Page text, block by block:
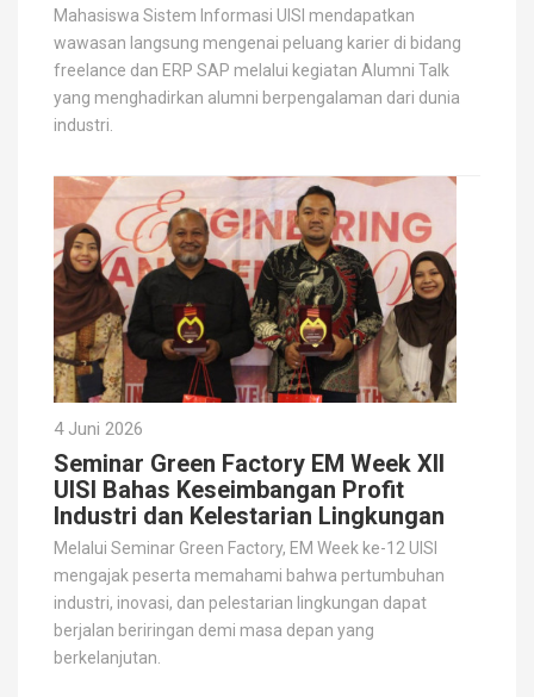
Mahasiswa Sistem Informasi UISI mendapatkan
wawasan langsung mengenai peluang karier di bidang
freelance dan ERP SAP melalui kegiatan Alumni Talk
yang menghadirkan alumni berpengalaman dari dunia
industri.
4 Juni 2026
Seminar Green Factory EM Week XII
UISI Bahas Keseimbangan Profit
Industri dan Kelestarian Lingkungan
Melalui Seminar Green Factory, EM Week ke-12 UISI
mengajak peserta memahami bahwa pertumbuhan
industri, inovasi, dan pelestarian lingkungan dapat
berjalan beriringan demi masa depan yang
berkelanjutan.